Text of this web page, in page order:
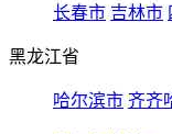
长春市 吉林市
黑龙江省
哈尔滨市 齐齐